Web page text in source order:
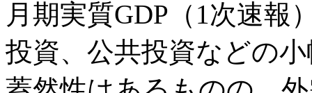
月期実質GDP（1次速報
投資、公共投資などの